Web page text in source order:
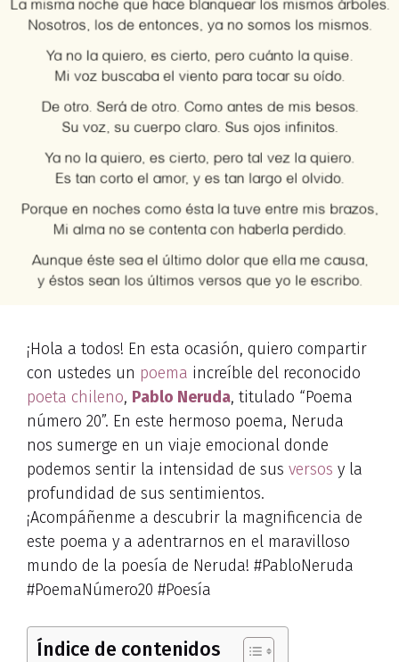
¡Hola a todos! En esta ocasión, quiero compartir
con ustedes un poema increíble del reconocido
poeta chileno, Pablo Neruda, titulado “Poema
número 20”. En este hermoso poema, Neruda
nos sumerge en un viaje emocional donde
podemos sentir la intensidad de sus versos y la
profundidad de sus sentimientos.
¡Acompáñenme a descubrir la magnificencia de
este poema y a adentrarnos en el maravilloso
mundo de la poesía de Neruda! #PabloNeruda
#PoemaNúmero20 #Poesía
Índice de contenidos